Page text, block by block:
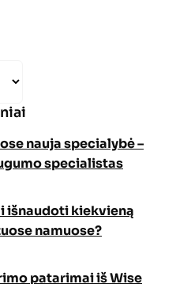
nauja specialybė –
specialistas
išnaudoti kiekvieną
namuose?
patarimai iš Wise